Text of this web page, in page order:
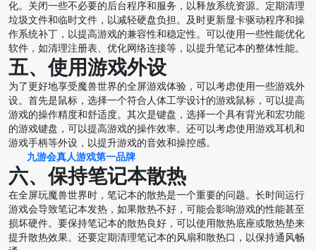
化。关闭一些不必要的后台程序和服务，以释放系统资源。定期清理
垃圾文件和临时文件，以减轻硬盘负担。及时更新显卡驱动程序和操
作系统补丁，以提高游戏的兼容性和稳定性。可以使用一些性能优化
软件，如清理注册表、优化网络连接等，以提升笔记本的整体性能。
五、使用游戏外设
为了更好地享受魔兽世界的全屏游戏体验，可以考虑使用一些游戏外
设。首先是鼠标，选择一个符合人体工学设计的游戏鼠标，可以提高
游戏的操作精度和舒适度。其次是键盘，选择一个具有背光和宏功能
的游戏键盘，可以提高游戏的操作效率。还可以考虑使用游戏耳机和
游戏手柄等外设，以提升游戏的音效和操控感。
九游会真人游戏第一品牌
六、保持笔记本散热
在全屏玩魔兽世界时，笔记本的散热是一个重要的问题。长时间运行
游戏会导致笔记本发热，如果散热不好，可能会影响游戏的性能甚至
损坏硬件。要保持笔记本的散热良好，可以使用散热底座或散热垫来
提升散热效果。还要定期清理笔记本的风扇和散热口，以保持通风畅